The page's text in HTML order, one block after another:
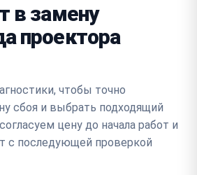
в замену
проектора
чтобы точно
сбоя и выбрать подходящий
цену до начала работ и
с последующей проверкой